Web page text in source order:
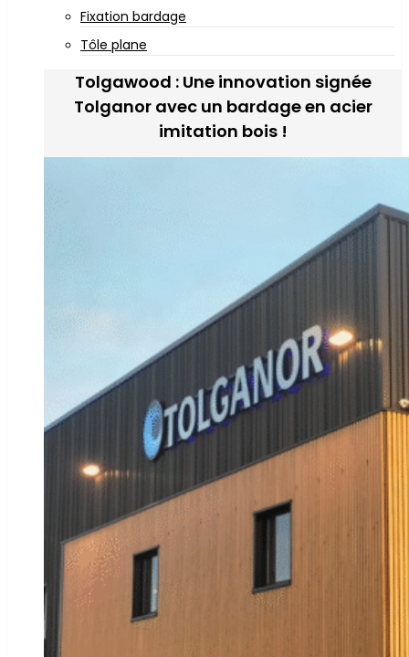
Fixation bardage
Tôle plane
Tolgawood : Une innovation signée
Tolganor avec un bardage en acier
imitation bois !